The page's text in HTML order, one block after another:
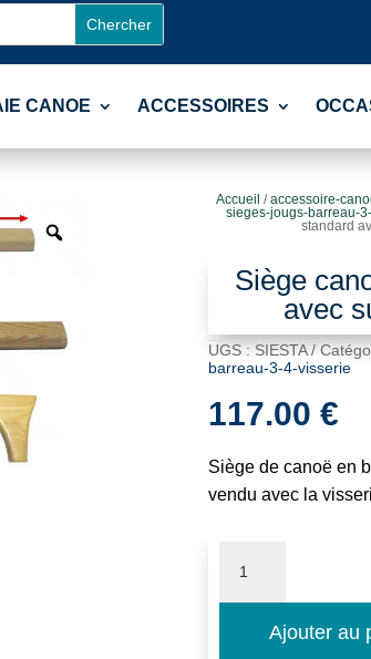
CANOE ACCESSOIRES
Accueil /accessoire-
sieges-jougs-barreau-
standard
Siège
avec
UGS :SIESTA
barreau-3-4-visserie
117.00 €
Siège de canoë en
vendu avec la
de
Ajouter au